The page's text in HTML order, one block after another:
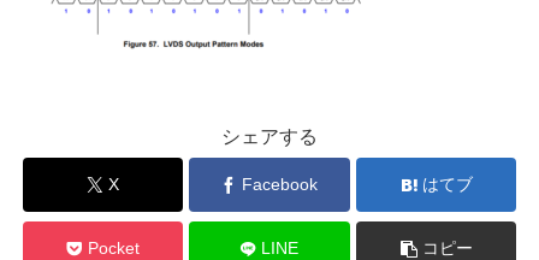
シェアする
X Facebook はてブ
Pocket LINE コピー